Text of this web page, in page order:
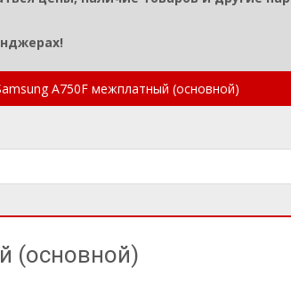
A750F межплатный (основной)
(основной)